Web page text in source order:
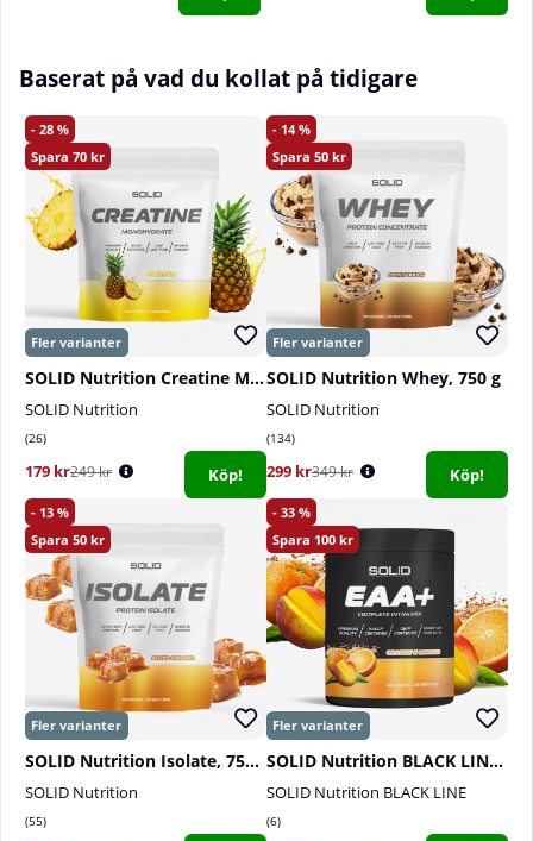
Baserat på vad du kollat på tidigare
28
70
SOLID Nutrition Creatine Monohydrate, 400 g
SOLID Nutrition
26
179 kr249 kr Köp!
14
50
SOLID Nutrition Whey, 750 g
SOLID Nutrition
134
299 kr349 kr Köp!
13
50
SOLID Nutrition Isolate, 750 g
SOLID Nutrition
55
33
100
SOLID Nutrition BLACK LINE EAA+, 440 g
SOLID Nutrition BLACK LINE
6